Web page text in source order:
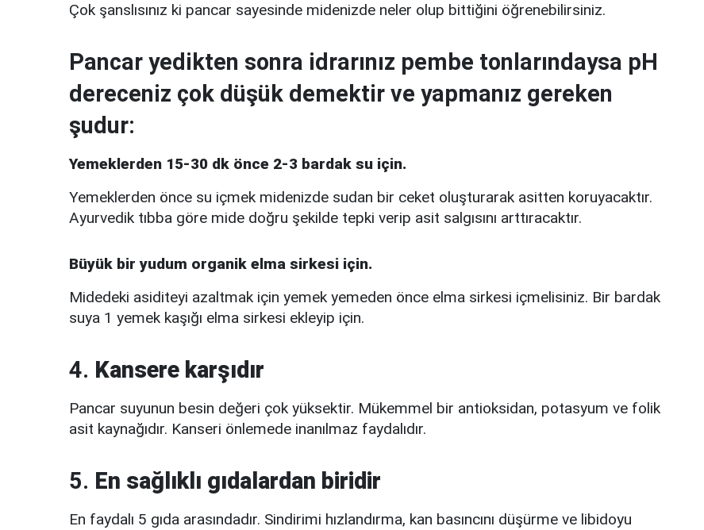
Çok şanslısınız ki pancar sayesinde midenizde neler olup bittiğini öğrenebilirsiniz.
Pancar yedikten sonra idrarınız pembe tonlarındaysa pH
dereceniz çok düşük demektir ve yapmanız gereken
şudur:
Yemeklerden 15-30 dk önce 2-3 bardak su için.
Yemeklerden önce su içmek midenizde sudan bir ceket oluşturarak asitten koruyacaktır.
Ayurvedik tıbba göre mide doğru şekilde tepki verip asit salgısını arttıracaktır.
Büyük bir yudum organik elma sirkesi için.
Midedeki asiditeyi azaltmak için yemek yemeden önce elma sirkesi içmelisiniz. Bir bardak
suya 1 yemek kaşığı elma sirkesi ekleyip için.
4. Kansere karşıdır
Pancar suyunun besin değeri çok yüksektir. Mükemmel bir antioksidan, potasyum ve folik
asit kaynağıdır. Kanseri önlemede inanılmaz faydalıdır.
5. En sağlıklı gıdalardan biridir
En faydalı 5 gıda arasındadır. Sindirimi hızlandırma, kan basıncını düşürme ve libidoyu